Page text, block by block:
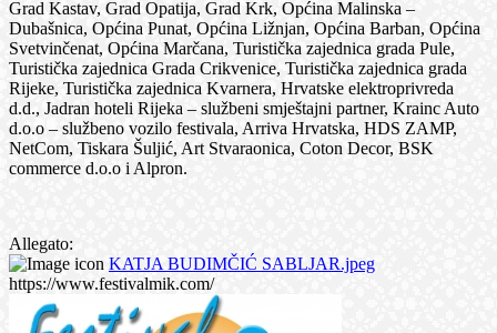
Grad Kastav, Grad Opatija, Grad Krk, Općina Malinska –
Dubašnica, Općina Punat, Općina Ližnjan, Općina Barban, Općina
Svetvinčenat, Općina Marčana, Turistička zajednica grada Pule,
Turistička zajednica Grada Crikvenice, Turistička zajednica grada
Rijeke, Turistička zajednica Kvarnera, Hrvatske elektroprivreda
d.d., Jadran hoteli Rijeka – službeni smještajni partner, Krainc Auto
d.o.o – službeno vozilo festivala, Arriva Hrvatska, HDS ZAMP,
NetCom, Tiskara Šuljić, Art Stvaraonica, Coton Decor, BSK
commerce d.o.o i Alpron.
Allegato:
KATJA BUDIMČIĆ SABLJAR.jpeg
https://www.festivalmik.com/